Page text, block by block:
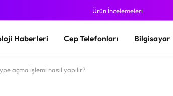
Ürün İncelemeleri
Haberleri Cep Telefonları Bilgisayar
açma işlemi nasıl yapılır?